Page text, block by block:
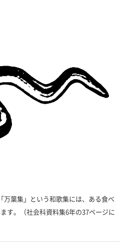
万葉集」という和歌集には、ある食べ
す。（社会科資料集6年の37ページに